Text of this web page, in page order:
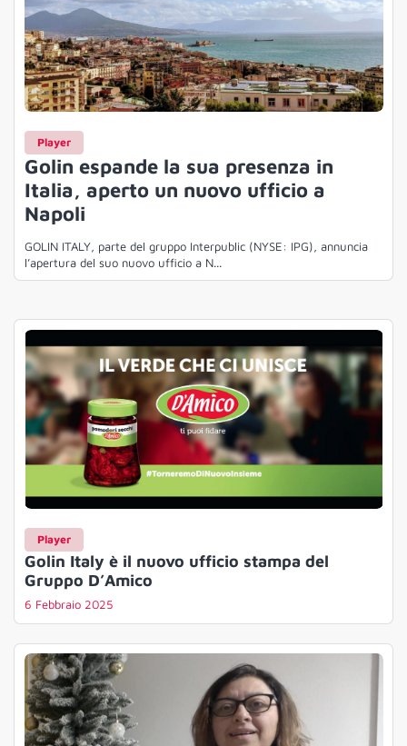
Player
Golin espande la sua presenza in
Italia, aperto un nuovo ufficio a
Napoli
GOLIN ITALY, parte del gruppo Interpublic (NYSE: IPG), annuncia
l’apertura del suo nuovo ufficio a N...
Player
Golin Italy è il nuovo ufficio stampa del
Gruppo D’Amico
6 Febbraio 2025